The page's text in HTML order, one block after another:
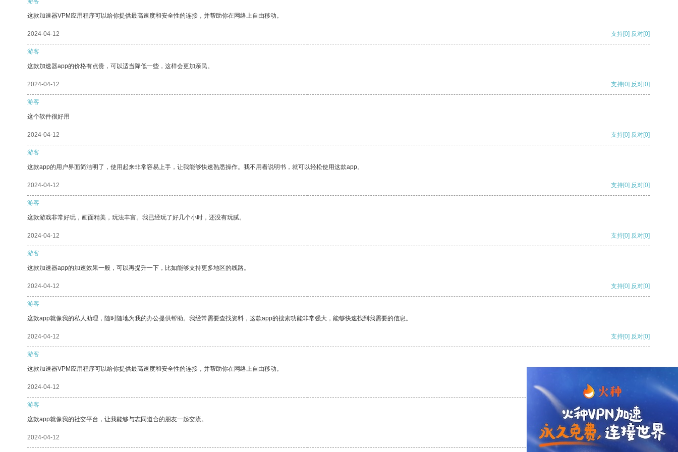
这款加速器VPM应用程序可以给你提供最高速度和安全性的连接，并帮助你在网络上自由移动。
2024-04-12 支持[0] 反对[0]
游客
这款加速器app的价格有点贵，可以适当降低一些，这样会更加亲民。
2024-04-12 支持[0] 反对[0]
游客
这个软件很好用
2024-04-12 支持[0] 反对[0]
游客
这款app的用户界面简洁明了，使用起来非常容易上手，让我能够快速熟悉操作。我不用看说明书，就可以轻松使用这款app。
2024-04-12 支持[0] 反对[0]
游客
这款游戏非常好玩，画面精美，玩法丰富。我已经玩了好几个小时，还没有玩腻。
2024-04-12 支持[0] 反对[0]
游客
这款加速器app的加速效果一般，可以再提升一下，比如能够支持更多地区的线路。
2024-04-12 支持[0] 反对[0]
游客
这款app就像我的私人助理，随时随地为我的办公提供帮助。我经常需要查找资料，这款app的搜索功能非常强大，能够快速找到我需要的信息。
2024-04-12 支持[0] 反对[0]
游客
这款加速器VPM应用程序可以给你提供最高速度和安全性的连接，并帮助你在网络上自由移动。
2024-04-12 支持
游客
这款app就像我的社交平台，让我能够与志同道合的朋友一起交流。
2024-04-12 支持[0] 反对[0]